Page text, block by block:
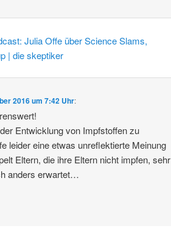
Julia Offe über Science Slams,
| die skeptiker
2016 um 7:42 Uhr:
Entwicklung von Impfstoffen zu
leider eine etwas unreflektierte Meinung
Eltern, die ihre Eltern nicht impfen, sehr
anders erwartet…